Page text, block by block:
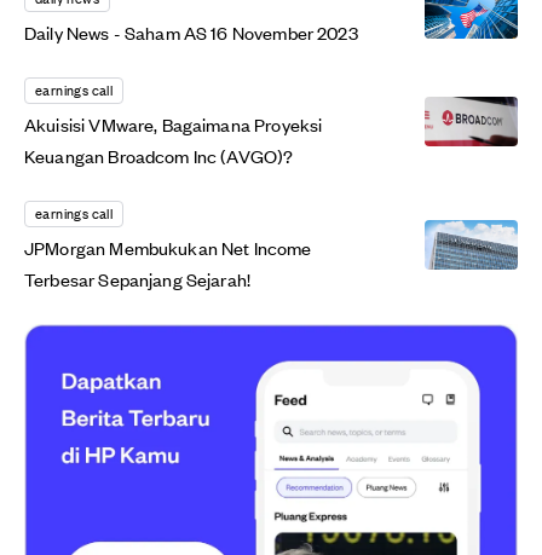
Daily News - Saham AS 16 November 2023
earnings call
Akuisisi VMware, Bagaimana Proyeksi
Keuangan Broadcom Inc (AVGO)?
earnings call
JPMorgan Membukukan Net Income
Terbesar Sepanjang Sejarah!